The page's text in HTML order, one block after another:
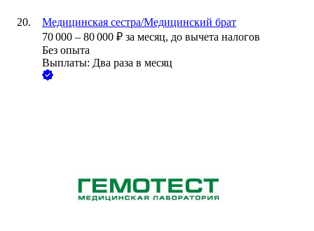
Медицинская сестра/Медицинский брат
70 000 – 80 000 ₽ за месяц, до вычета налогов
Без опыта
Выплаты: Два раза в месяц